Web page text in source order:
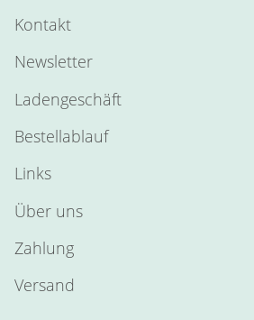
Kontakt
Newsletter
Ladengeschäft
Bestellablauf
Links
Über uns
Zahlung
Versand